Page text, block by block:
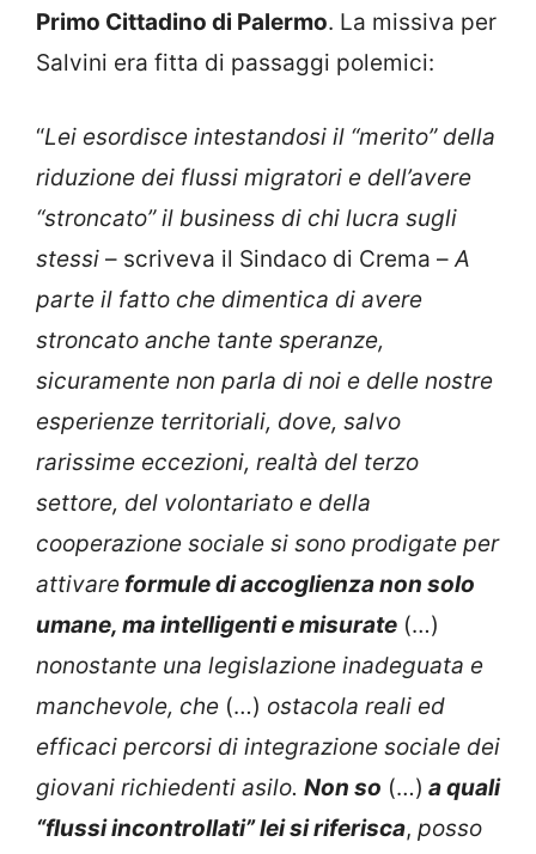
Primo Cittadino di Palermo. La missiva per
Salvini era fitta di passaggi polemici:
“Lei esordisce intestandosi il “merito” della
riduzione dei flussi migratori e dell’avere
“stroncato” il business di chi lucra sugli
stessi – scriveva il Sindaco di Crema –A
parte il fatto che dimentica di avere
stroncato anche tante speranze,
sicuramente non parla di noi e delle nostre
esperienze territoriali, dove, salvo
rarissime eccezioni, realtà del terzo
settore, del volontariato e della
cooperazione sociale si sono prodigate per
attivare formule di accoglienza non solo
umane, ma intelligenti e misurate (…)
nonostante una legislazione inadeguata e
manchevole, che (…) ostacola reali ed
efficaci percorsi di integrazione sociale dei
giovani richiedenti asilo. Non so (…) a quali
“flussi incontrollati” lei si riferisca, posso